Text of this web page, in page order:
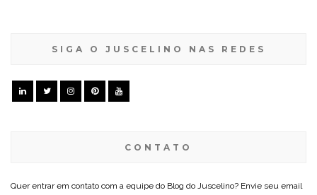
SIGA O JUSCELINO NAS REDES
CONTATO
Quer entrar em contato com a equipe do Blog do Juscelino? Envie seu email